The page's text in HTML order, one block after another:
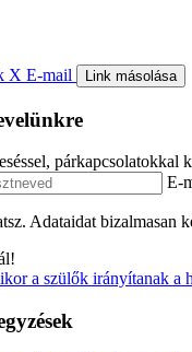
X E-mail Link másolása
E-
Adataidat bizalmasan
a szülők irányítanak a